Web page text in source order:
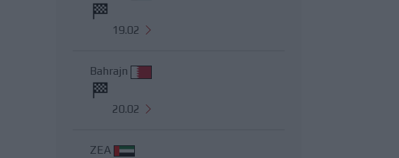
19.02
Bahrajn
20.02
ZEA